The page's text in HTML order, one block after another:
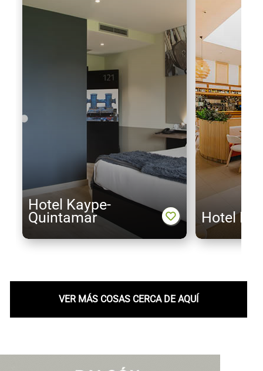
Hotel Kaype-
Quintamar Hotel
VER MÁS COSAS CERCA DE AQUÍ